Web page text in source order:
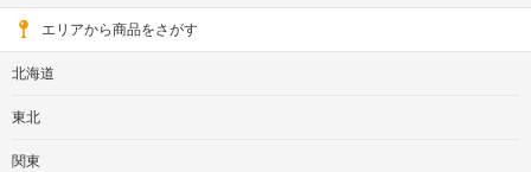
エリアから商品をさがす
北海道
東北
関東